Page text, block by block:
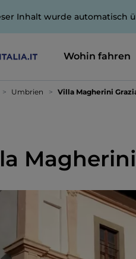
Inhalt wurde automatisch
Wohin fahren
Umbrien Villa Magherini